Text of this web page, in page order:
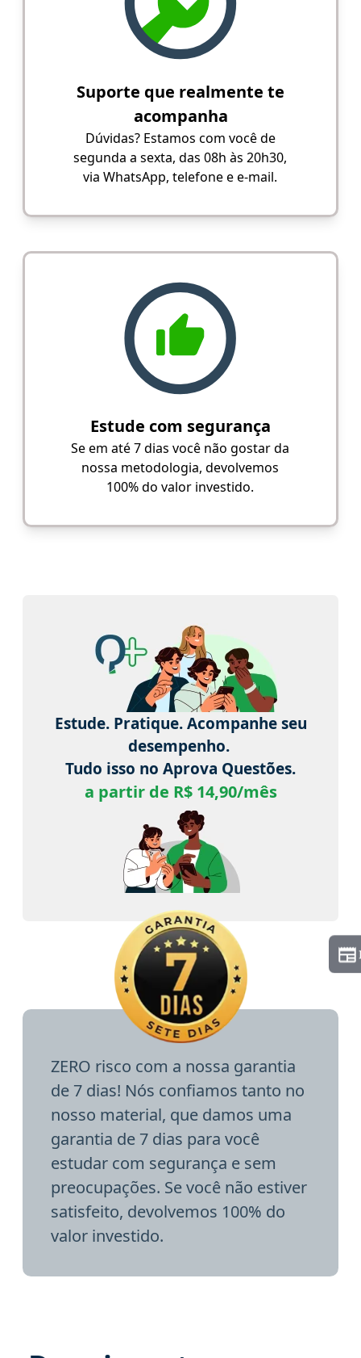
Suporte que realmente te
acompanha
Dúvidas? Estamos com você de
segunda a sexta, das 08h às 20h30,
via WhatsApp, telefone e e-mail.
Estude com segurança
Se em até 7 dias você não gostar da
nossa metodologia, devolvemos
100% do valor investido.
Estude. Pratique. Acompanhe seu
desempenho.
Tudo isso no Aprova Questões.
a partir de R$ 14,90/mês
ZERO risco com a nossa garantia
de 7 dias! Nós confiamos tanto no
nosso material, que damos uma
garantia de 7 dias para você
estudar com segurança e sem
preocupações. Se você não estiver
satisfeito, devolvemos 100% do
valor investido.